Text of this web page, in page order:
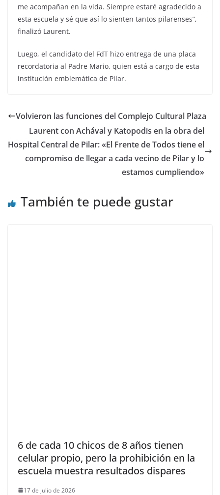
me acompañan en la vida. Siempre estaré agradecido a
esta escuela y sé que así lo sienten tantos pilarenses”,
finalizó Laurent.
Luego, el candidato del FdT hizo entrega de una placa
recordatoria al Padre Mario, quien está a cargo de esta
institución emblemática de Pilar.
Volvieron las funciones del Complejo Cultural Plaza
Laurent con Achával y Katopodis en la obra del
Hospital Central de Pilar: «El Frente de Todos tiene el
compromiso de llegar a cada vecino de Pilar y lo
estamos cumpliendo»
También te puede gustar
6 de cada 10 chicos de 8 años tienen
celular propio, pero la prohibición en la
escuela muestra resultados dispares
17 de julio de 2026